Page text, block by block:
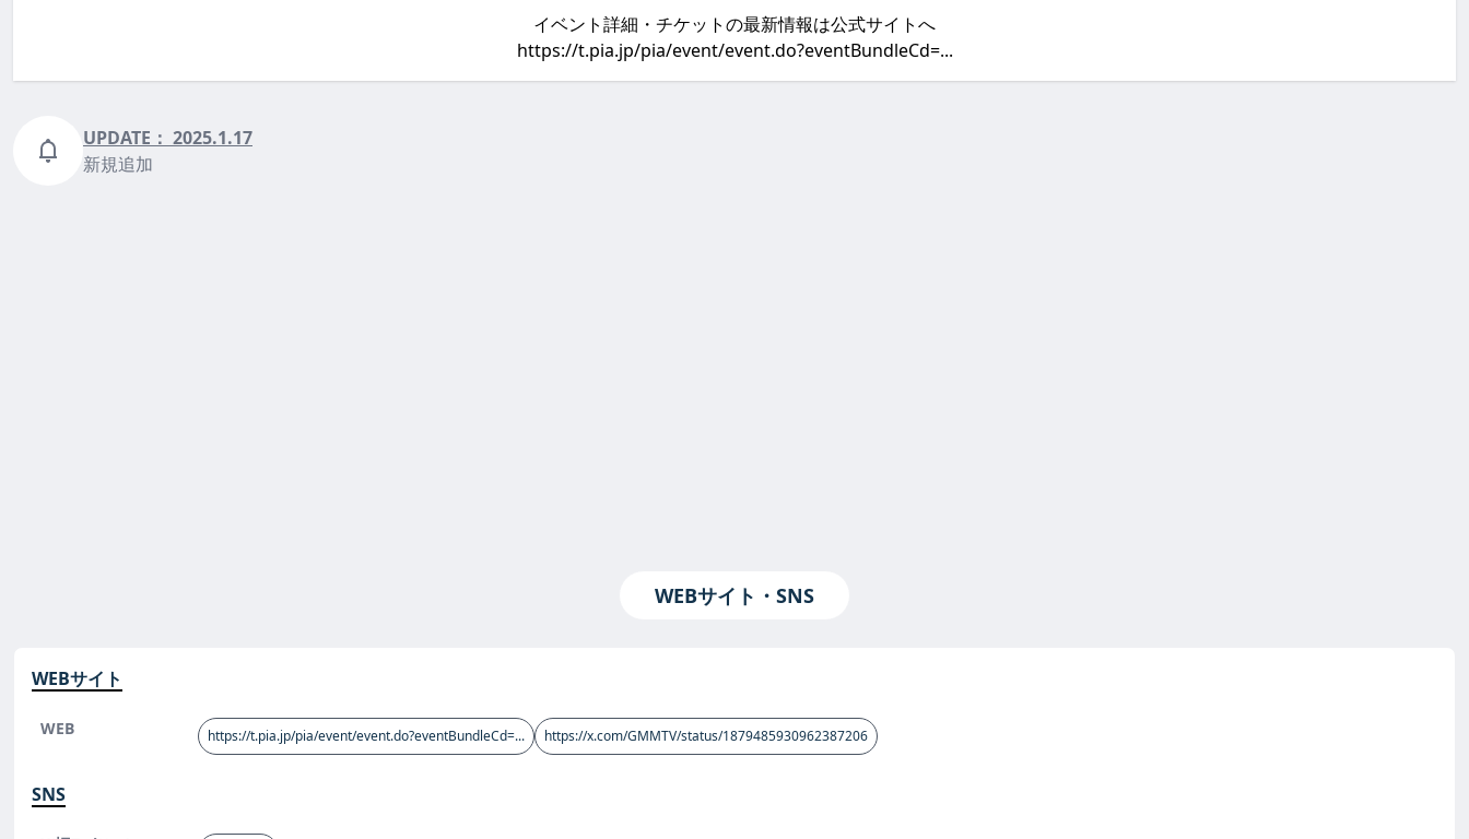
イベント詳細・チケットの最新情報は公式サイトへ
https://t.pia.jp/pia/event/event.do?eventBundleCd=...
UPDATE： 2025.1.17
新規追加
WEBサイト・SNS
WEBサイト
WEB https://t.pia.jp/pia/event/event.do?eventBundleCd=... https://x.com/GMMTV/status/1879485930962387206
SNS